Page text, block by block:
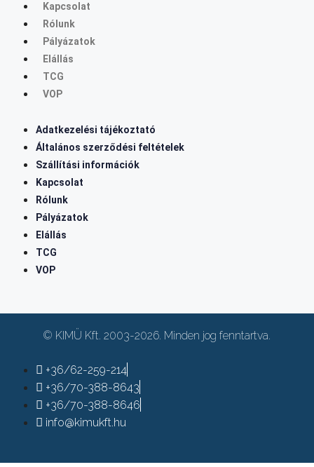
Kapcsolat
Rólunk
Pályázatok
Elállás
TCG
VOP
Adatkezelési tájékoztató
Általános szerződési feltételek
Szállítási információk
Kapcsolat
Rólunk
Pályázatok
Elállás
TCG
VOP
© KIMÜ Kft. 2003-2026. Minden jog fenntartva.
+36/62-259-214
+36/70-388-8643
+36/70-388-8646
info@kimukft.hu